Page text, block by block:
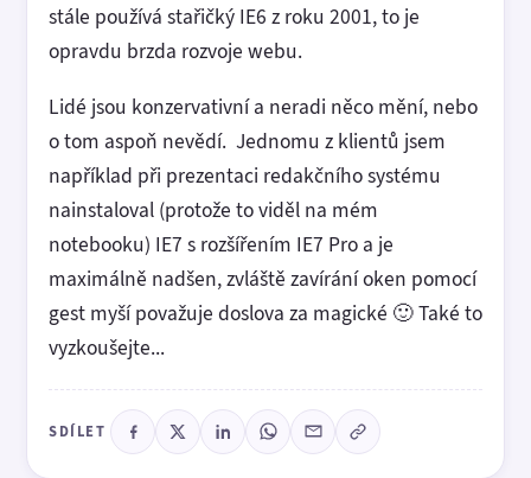
stále používá stařičký IE6 z roku 2001, to je
opravdu brzda rozvoje webu.
Lidé jsou konzervativní a neradi něco mění, nebo
o tom aspoň nevědí. Jednomu z klientů jsem
například při prezentaci redakčního systému
nainstaloval (protože to viděl na mém
notebooku) IE7 s rozšířením IE7 Pro a je
maximálně nadšen, zvláště zavírání oken pomocí
gest myší považuje doslova za magické 🙂 Také to
vyzkoušejte...
SDÍLET